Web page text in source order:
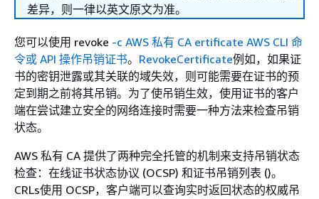
差异，则一律以英文原文为准。
您可以使用 revoke -c AWS 私有 CA ertificate AWS CLI 命
令或 API 操作吊销证书。 RevokeCertificate例如，如果证
书的密钥泄露或其关联的域失效，则可能需要在证书的预
定到期之前将其吊销。为了使吊销生效，使用证书的客户
端在尝试建立安全的网络连接时需要一种方法来检查吊销
状态。
AWS 私有 CA 提供了两种完全托管的机制来支持吊销状态
检查：在线证书状态协议 (OCSP) 和证书吊销列表 ()。
CRLs使用 OCSP，客户端可以查询实时返回状态的权威吊